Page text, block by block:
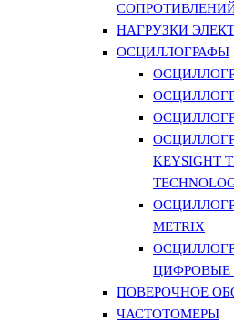
НАГРУЗКИ
ОСЦИЛЛОГРАФЫ
KEYSIGHT
METRIX
ЦИФРОВЫЕ
ПОВЕРОЧНОЕ
ЧАСТОТОМЕРЫ